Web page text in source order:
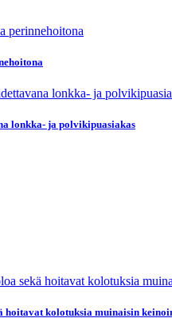
lonkka- ja polvikipuasiakas
hoitavat kolotuksia muinaisin